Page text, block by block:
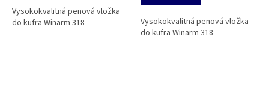
5
hviezdičiek.
Vysokokvalitná penová vložka
do kufra Winarm 318
Vysokokvalitná penová vložka
do kufra Winarm 318